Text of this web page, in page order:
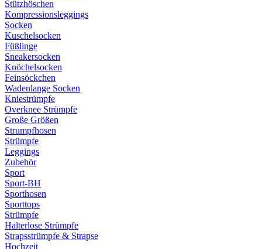
Stützhöschen
Kompressionsleggings
Socken
Kuschelsocken
Füßlinge
Sneakersocken
Knöchelsocken
Feinsöckchen
Wadenlange Socken
Kniestrümpfe
Overknee Strümpfe
Große Größen
Strumpfhosen
Strümpfe
Leggings
Zubehör
Sport
Sport-BH
Sporthosen
Sporttops
Strümpfe
Halterlose Strümpfe
Strapsstrümpfe & Strapse
Hochzeit